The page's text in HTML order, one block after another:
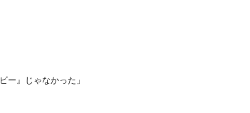
ー』じゃなかった」